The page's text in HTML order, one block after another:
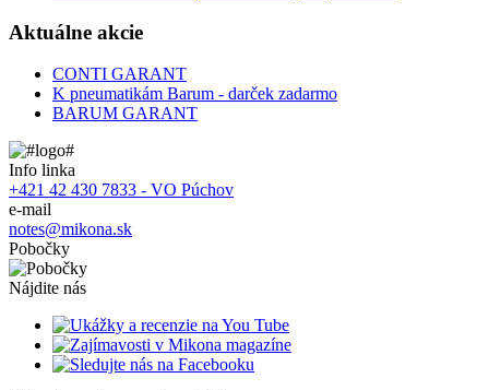
Aktuálne akcie
CONTI GARANT
K pneumatikám Barum - darček zadarmo
BARUM GARANT
Info linka
+421 42 430 7833 - VO Púchov
e-mail
notes@mikona.sk
Pobočky
Nájdite nás